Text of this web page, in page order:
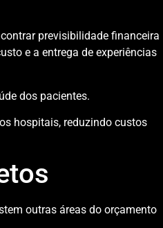
previsibilidade financeira
e a entrega de experiências
dos pacientes.
hospitais, reduzindo custos
outras áreas do orçamento